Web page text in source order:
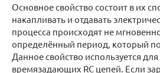
Основное свойство состоит в их
накапливать и отдавать
процесса происходят не
определённый период, который
Данное свойство используется
времязадающих RC цепей. Если